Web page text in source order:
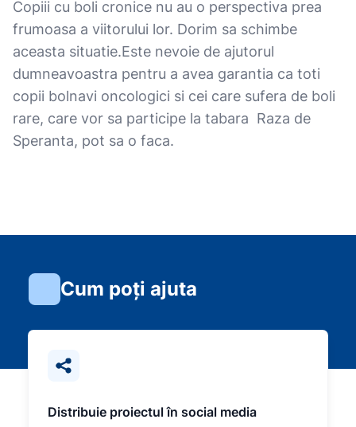
Copiii cu boli cronice nu au o perspectiva prea
frumoasa a viitorului lor. Dorim sa schimbe
aceasta situatie.Este nevoie de ajutorul
dumneavoastra pentru a avea garantia ca toti
copii bolnavi oncologici si cei care sufera de boli
rare, care vor sa participe la tabara Raza de
Speranta, pot sa o faca.
Cum poți ajuta
Distribuie proiectul în social media